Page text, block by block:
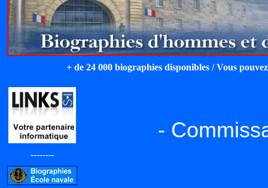
+ de 24 000 biographies disponibles / Vous
--------
-